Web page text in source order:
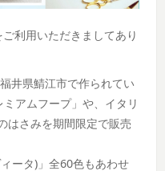
利用いただきましてあり
井県鯖江市で作られてい
アムフープ」や、イタリ
はさみを期間限定で販売
ータ)」全60色もあわせ